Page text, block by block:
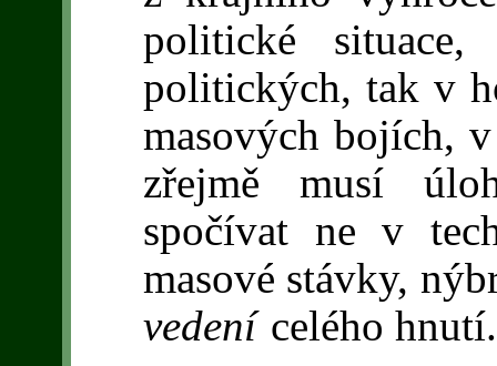
politické
politických, tak v
masových bojích,
zřejmě musí
spočívat ne v
masové stávky,
vedení celého hnutí.